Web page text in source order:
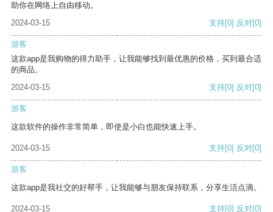
助你在网络上自由移动。
2024-03-15
支持[0] 反对[0]
游客
这款app是我购物的得力助手，让我能够找到最优惠的价格，买到最合适
的商品。
2024-03-15
支持[0] 反对[0]
游客
这款软件的操作非常简单，即使是小白也能快速上手。
2024-03-15 支持[0] 反对[0]
游客
这款app是我社交的好帮手，让我能够与朋友保持联系，分享生活点滴。
2024-03-15 支持[0] 反对[0]